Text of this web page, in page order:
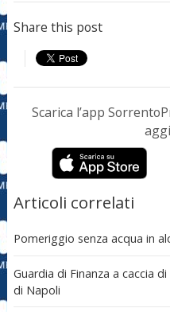
Share this post
Scarica l’app
Articoli correlati
Pomeriggio senza acqua in
Guardia di Finanza a caccia
di Napoli